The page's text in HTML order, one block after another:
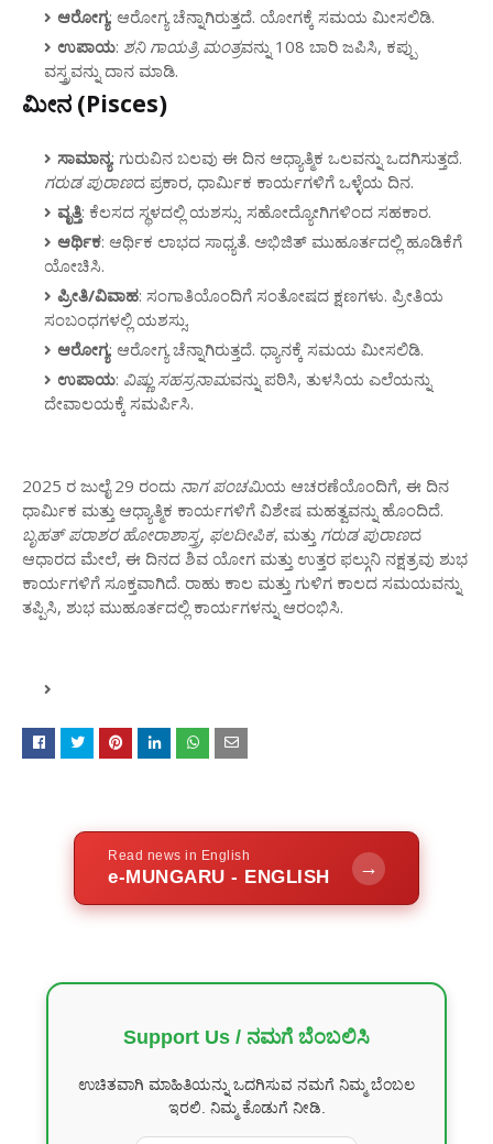
ಆರೋಗ್ಯ: ಆರೋಗ್ಯ ಚೆನ್ನಾಗಿರುತ್ತದೆ. ಯೋಗಕ್ಕೆ ಸಮಯ ಮೀಸಲಿಡಿ.
ಉಪಾಯ: ಶನಿ ಗಾಯತ್ರಿ ಮಂತ್ರವನ್ನು 108 ಬಾರಿ ಜಪಿಸಿ, ಕಪ್ಪು
ವಸ್ತ್ರವನ್ನು ದಾನ ಮಾಡಿ.
ಮೀನ (Pisces)
ಸಾಮಾನ್ಯ: ಗುರುವಿನ ಬಲವು ಈ ದಿನ ಆಧ್ಯಾತ್ಮಿಕ ಒಲವನ್ನು ಒದಗಿಸುತ್ತದೆ.
ಗರುಡ ಪುರಾಣದ ಪ್ರಕಾರ, ಧಾರ್ಮಿಕ ಕಾರ್ಯಗಳಿಗೆ ಒಳ್ಳೆಯ ದಿನ.
ವೃತ್ತಿ: ಕೆಲಸದ ಸ್ಥಳದಲ್ಲಿ ಯಶಸ್ಸು. ಸಹೋದ್ಯೋಗಿಗಳಿಂದ ಸಹಕಾರ.
ಆರ್ಥಿಕ: ಆರ್ಥಿಕ ಲಾಭದ ಸಾಧ್ಯತೆ. ಅಭಿಜಿತ್ ಮುಹೂರ್ತದಲ್ಲಿ ಹೂಡಿಕೆಗೆ
ಯೋಚಿಸಿ.
ಪ್ರೀತಿ/ವಿವಾಹ: ಸಂಗಾತಿಯೊಂದಿಗೆ ಸಂತೋಷದ ಕ್ಷಣಗಳು. ಪ್ರೀತಿಯ
ಸಂಬಂಧಗಳಲ್ಲಿ ಯಶಸ್ಸು.
ಆರೋಗ್ಯ: ಆರೋಗ್ಯ ಚೆನ್ನಾಗಿರುತ್ತದೆ. ಧ್ಯಾನಕ್ಕೆ ಸಮಯ ಮೀಸಲಿಡಿ.
ಉಪಾಯ: ವಿಷ್ಣು ಸಹಸ್ರನಾಮವನ್ನು ಪಠಿಸಿ, ತುಳಸಿಯ ಎಲೆಯನ್ನು
ದೇವಾಲಯಕ್ಕೆ ಸಮರ್ಪಿಸಿ.
2025 ರ ಜುಲೈ 29 ರಂದು ನಾಗ ಪಂಚಮಿಯ ಆಚರಣೆಯೊಂದಿಗೆ, ಈ ದಿನ
ಧಾರ್ಮಿಕ ಮತ್ತು ಆಧ್ಯಾತ್ಮಿಕ ಕಾರ್ಯಗಳಿಗೆ ವಿಶೇಷ ಮಹತ್ವವನ್ನು ಹೊಂದಿದೆ.
ಬೃಹತ್ ಪರಾಶರ ಹೋರಾಶಾಸ್ತ್ರ, ಫಲದೀಪಿಕ, ಮತ್ತು ಗರುಡ ಪುರಾಣದ
ಆಧಾರದ ಮೇಲೆ, ಈ ದಿನದ ಶಿವ ಯೋಗ ಮತ್ತು ಉತ್ತರ ಫಲ್ಗುನಿ ನಕ್ಷತ್ರವು ಶುಭ
ಕಾರ್ಯಗಳಿಗೆ ಸೂಕ್ತವಾಗಿದೆ. ರಾಹು ಕಾಲ ಮತ್ತು ಗುಳಿಗ ಕಾಲದ ಸಮಯವನ್ನು
ತಪ್ಪಿಸಿ, ಶುಭ ಮುಹೂರ್ತದಲ್ಲಿ ಕಾರ್ಯಗಳನ್ನು ಆರಂಭಿಸಿ.
Read news in English
e-MUNGARU - ENGLISH →
Support Us / ನಮಗೆ ಬೆಂಬಲಿಸಿ
ಉಚಿತವಾಗಿ ಮಾಹಿತಿಯನ್ನು ಒದಗಿಸುವ ನಮಗೆ ನಿಮ್ಮ ಬೆಂಬಲ
ಇರಲಿ. ನಿಮ್ಮ ಕೊಡುಗೆ ನೀಡಿ.